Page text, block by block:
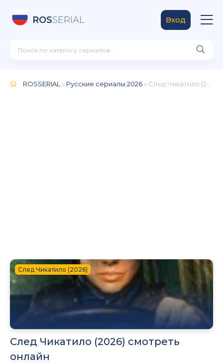
ROSSERIAL Вход
ROSSERIAL » Русские сериалы 2026 » След Чикатило (2026)
След Чикатило (2026)
След Чикатило (2026) смотреть
онлайн